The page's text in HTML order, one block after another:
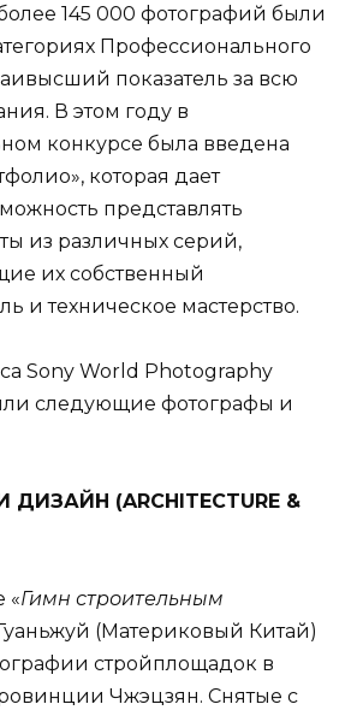
145 000 фотографий были
Профессионального
показатель за всю
В этом году в
конкурсе была введена
которая дает
представлять
из различных серий,
их собственный
и техническое мастерство.
Sony World Photography
следующие фотографы и
ДИЗАЙН (ARCHITECTURE &
«Гимн строительным
(Материковый Китай)
стройплощадок в
Чжэцзян. Снятые с